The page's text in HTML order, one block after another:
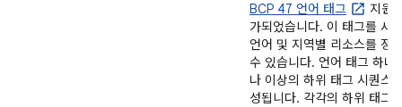
BCP 47 언어 태그
지원
가되었습니다. 이 태그를 사
언어 및 지역별 리소스를 정
수 있습니다. 언어 태그 하나
나 이상의 하위 태그 시퀀스
성됩니다. 각각의 하위 태그